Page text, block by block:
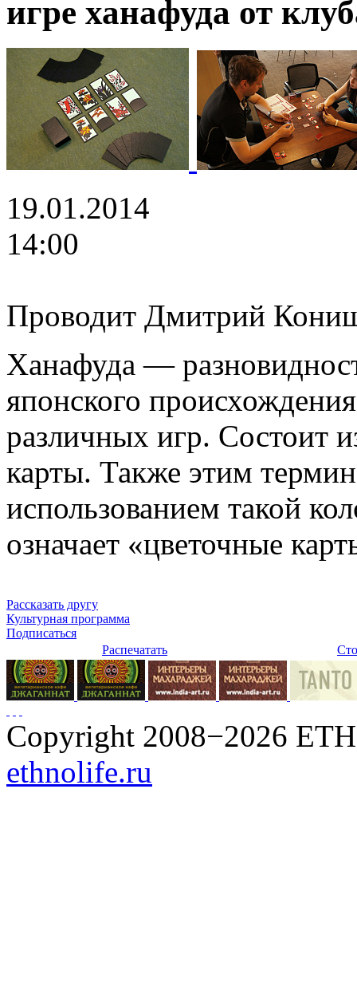
игре ханaфуда от
19.01.2014
14:00
Проводит Дмитрий
Ханафуда —
японского
различных игр. Состоит
карты. Также этим
использованием такой
означает «цветочные
Рассказать другу
Культурная программа
Подписаться
Распечатать
Copyright 2008−2026
ethnolife.ru